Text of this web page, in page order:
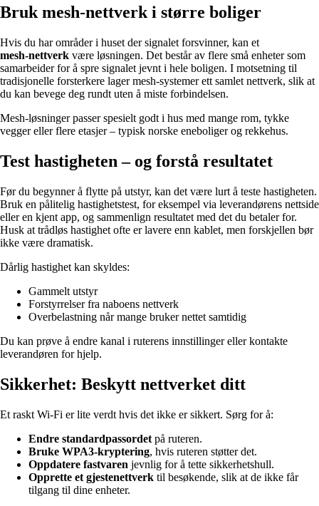
Bruk mesh‑nettverk i større boliger
Hvis du har områder i huset der signalet forsvinner, kan et
mesh‑nettverk være løsningen. Det består av flere små enheter som
samarbeider for å spre signalet jevnt i hele boligen. I motsetning til
tradisjonelle forsterkere lager mesh‑systemer ett samlet nettverk, slik at
du kan bevege deg rundt uten å miste forbindelsen.
Mesh‑løsninger passer spesielt godt i hus med mange rom, tykke
vegger eller flere etasjer – typisk norske eneboliger og rekkehus.
Test hastigheten – og forstå resultatet
Før du begynner å flytte på utstyr, kan det være lurt å teste hastigheten.
Bruk en pålitelig hastighetstest, for eksempel via leverandørens nettside
eller en kjent app, og sammenlign resultatet med det du betaler for.
Husk at trådløs hastighet ofte er lavere enn kablet, men forskjellen bør
ikke være dramatisk.
Dårlig hastighet kan skyldes:
Gammelt utstyr
Forstyrrelser fra naboens nettverk
Overbelastning når mange bruker nettet samtidig
Du kan prøve å endre kanal i ruterens innstillinger eller kontakte
leverandøren for hjelp.
Sikkerhet: Beskytt nettverket ditt
Et raskt Wi‑Fi er lite verdt hvis det ikke er sikkert. Sørg for å:
Endre standardpassordet på ruteren.
Bruke WPA3‑kryptering, hvis ruteren støtter det.
Oppdatere fastvaren jevnlig for å tette sikkerhetshull.
Opprette et gjestenettverk til besøkende, slik at de ikke får
tilgang til dine enheter.